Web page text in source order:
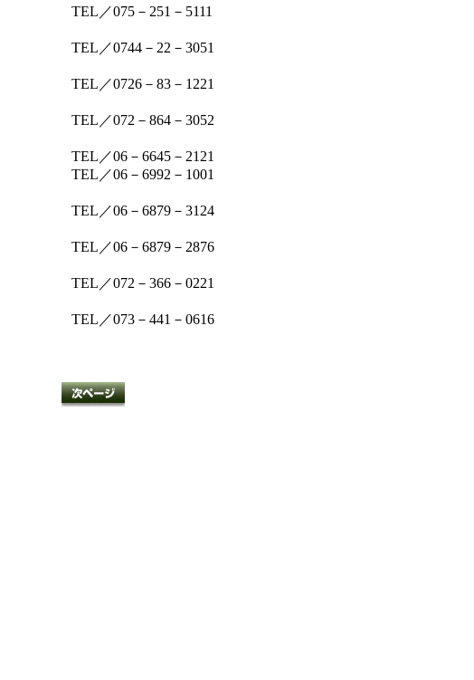
TEL／075－251－5111
TEL／0744－22－3051
TEL／0726－83－1221
TEL／072－864－3052
TEL／06－6645－2121
TEL／06－6992－1001
TEL／06－6879－3124
TEL／06－6879－2876
TEL／072－366－0221
TEL／073－441－0616